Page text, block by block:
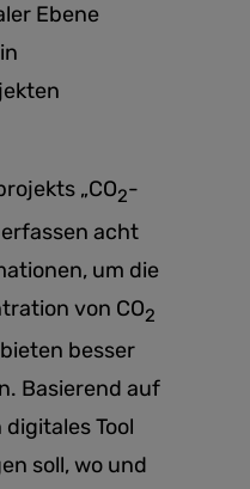
Ebene
„CO2-
acht
um die
von CO2
besser
Basierend auf
Tool
soll, wo und